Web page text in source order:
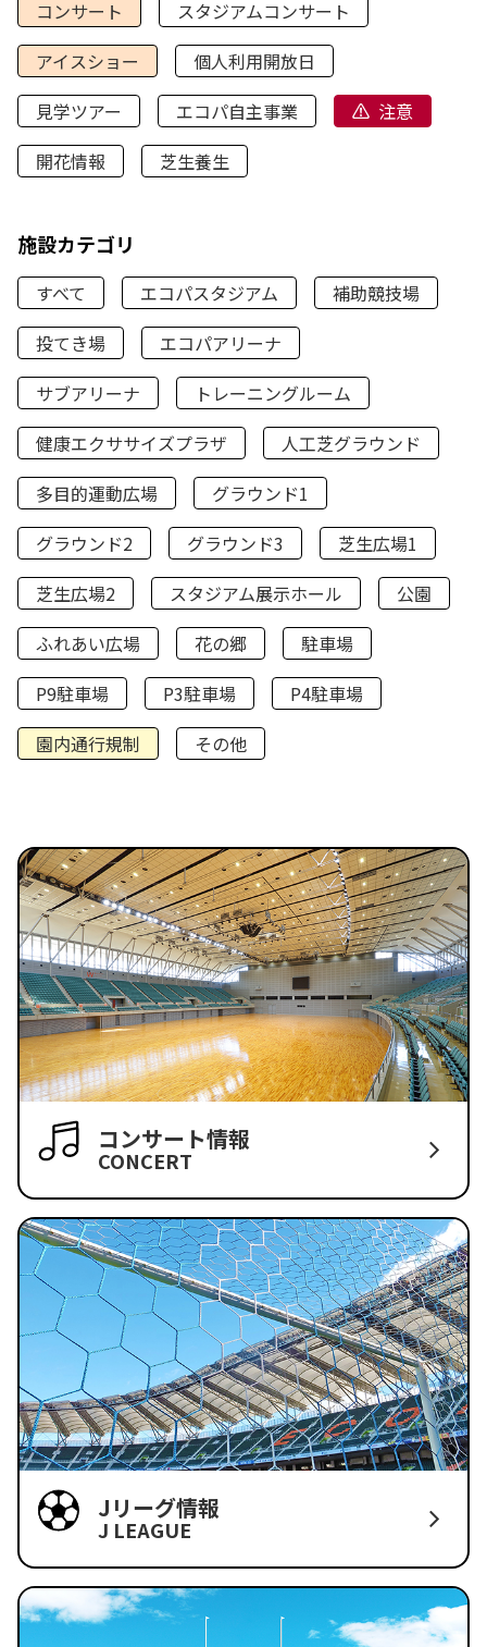
コンサート
スタジアムコンサート
アイスショー
個人利用開放日
見学ツアー
エコパ自主事業
注意
開花情報
芝生養生
施設カテゴリ
すべて エコパスタジアム
補助競技場
投てき場
エコパアリーナ
サブアリーナ
トレーニングルーム
健康エクササイズプラザ
人工芝グラウンド
多目的運動広場
グラウンド1
グラウンド2
グラウンド3
芝生広場1
芝生広場2
スタジアム展示ホール
公園
ふれあい広場
花の郷
駐車場
P9駐車場
P3駐車場
P4駐車場
園内通行規制
その他
コンサート情報
CONCERT
Jリーグ情報
J LEAGUE